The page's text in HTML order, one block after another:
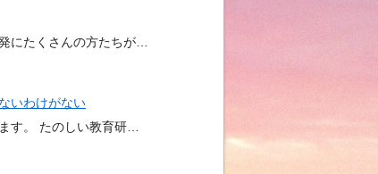
にたくさんの方たちが…
いわけがない
す。 たのしい教育研…